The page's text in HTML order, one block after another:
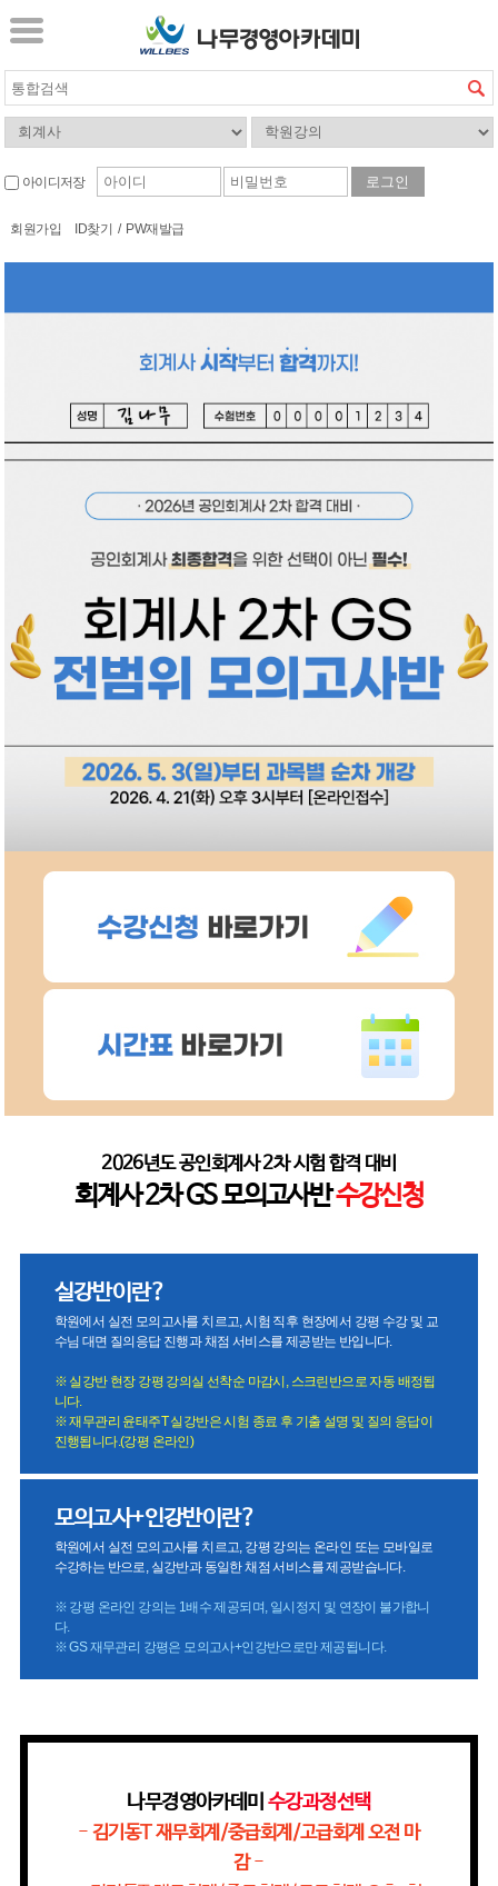
아이디저장
회원가입 ID찾기 / PW재발급
2026년도 공인회계사 2차 시험 합격 대비
회계사 2차 GS 모의고사반수강신청
실강반이란?
학원에서 실전 모의고사를 치르고, 시험 직후 현장에서 강평 수강 및 교
수님 대면 질의응답 진행과 채점 서비스를 제공받는 반입니다.
※ 실강반 현장 강평 강의실 선착순 마감시, 스크린반으로 자동 배정됩
니다.
※ 재무관리 윤태주T 실강반은 시험 종료 후 기출 설명 및 질의 응답이
진행됩니다.(강평 온라인)
모의고사+인강반이란?
학원에서 실전 모의고사를 치르고, 강평 강의는 온라인 또는 모바일로
수강하는 반으로, 실강반과 동일한 채점 서비스를 제공받습니다.
※ 강평 온라인 강의는 1배수 제공되며, 일시정지 및 연장이 불가합니
다.
※ GS 재무관리 강평은 모의고사+인강반으로만 제공됩니다.
나무경영아카데미수강과정선택
-김기동T 재무회계/중급회계/고급회계 오전 마
감-